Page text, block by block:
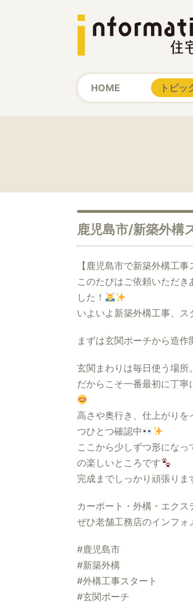
HOME トピッ
鹿児島市/新築外構
【鹿児島市で新築外構工事
このたびはご依頼いただき
した！
いよいよ新築外構工事、ス
まずは玄関ポーチから造作
玄関まわりは毎日使う場所。
だからこそ一番最初に丁寧
高さや奥行き、仕上がりを
つひとつ確認中
ここから少しずつ形にな
の楽しいところです
完成までしっかり頑張りま
カーポート・外構・エクス
ぜひ老舗工務店のインフォ
#鹿児島市
#新築外構
#外構工事スタート
#玄関ポーチ